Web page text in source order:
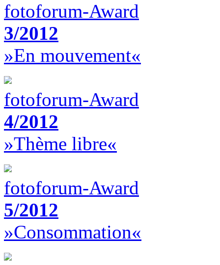
fotoforum-Award
3/2012
»En mouvement«
fotoforum-Award
4/2012
»Thème libre«
fotoforum-Award
5/2012
»Consommation«